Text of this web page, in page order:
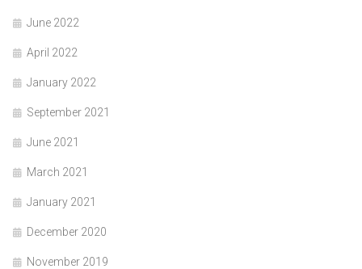
June 2022
April 2022
January 2022
September 2021
June 2021
March 2021
January 2021
December 2020
November 2019